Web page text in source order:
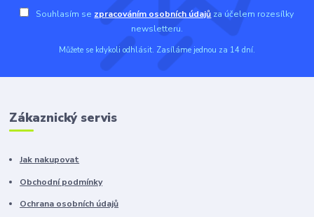
Souhlasím se zpracováním osobních údajů za účelem rozesílky
newsletteru.
Můžete se kdykoli odhlásit. Zasíláme jednou za 14 dní.
Zákaznický servis
Jak nakupovat
Obchodní podmínky
Ochrana osobních údajů